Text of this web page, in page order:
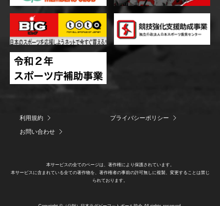
利用規約
プライバシーポリシー
お問い合わせ
本サービスの全てのページは、著作権により保護されています。
本サービスに含まれている全ての著作物を、著作権者の事前の許可無しに複製、変更することは禁じ
られております。